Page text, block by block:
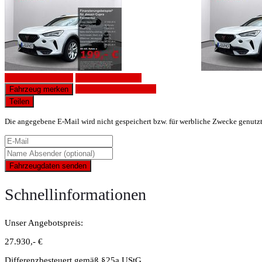
Fahrzeug merken
Teilen
Die angegebene E-Mail wird nicht gespeichert bzw. für werbliche Zwecke genutzt
Fahrzeugdaten senden
Schnellinformationen
Unser Angebotspreis:
27.930,- €
Differenzbesteuert gemäß §25a UStG.